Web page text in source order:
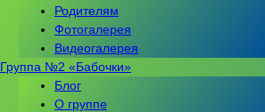
Родителям
Фотогалерея
Видеогалерея
Группа №2 «Бабочки»
Блог
О группе